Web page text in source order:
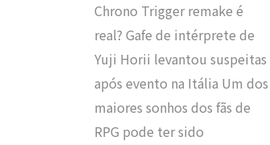
Chrono Trigger remake é
real? Gafe de intérprete de
Yuji Horii levantou suspeitas
após evento na Itália Um dos
maiores sonhos dos fãs de
RPG pode ter sido